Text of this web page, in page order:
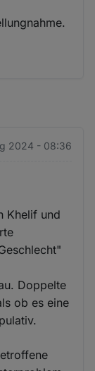
2024 - 08:36
Khelif und
Doppelte
ob es eine